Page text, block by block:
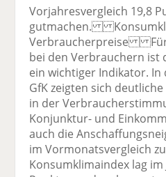
Vorjahresvergleich 19,8
gutmachen.
Verbraucherpreise Für
bei den Verbrauchern ist
ein wichtiger Indikator. In
GfK zeigten sich
in der
Konjunktur- und
auch die
im Vormonatsvergleich
Konsumklimaindex lag im